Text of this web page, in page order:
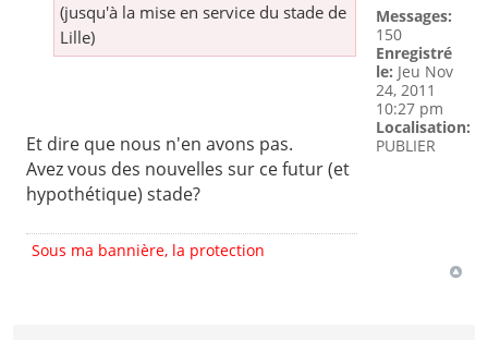
(jusqu'à la mise en service du stade de
Lille)
Et dire que nous n'en avons pas.
Avez vous des nouvelles sur ce futur (et
hypothétique) stade?
Sous ma bannière, la protection
Messages:
150
Enregistré
le: Jeu Nov
24, 2011
10:27 pm
Localisation:
PUBLIER